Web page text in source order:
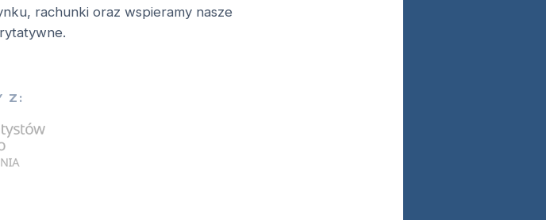
rachunki oraz wspieramy nasze
Z: